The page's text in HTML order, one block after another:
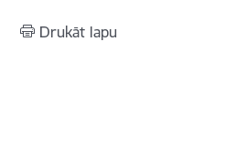
Drukāt lapu